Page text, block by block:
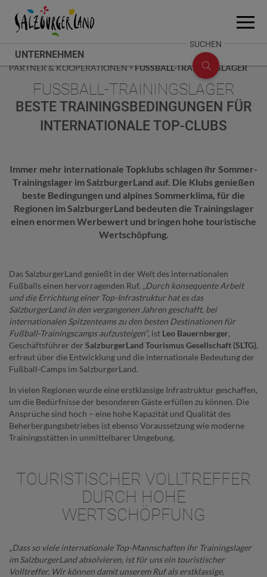
Zum InhaltAccesskey
[0]
Zum SeitenanfangAccesskey
[1]
Zum Fuß-BereichAccesskey
[2]
UNTERNEHMEN
Menü
SUCHEN
SUCHE
ÖFFNEN
ARTICLE UNTERNEHMEN
DAS UNTERNEHMEN
PARTNER & KOOPERATIONEN
FUSSBALL-TRAININGSLAGER
FUSSBALL-TRAININGSLAGER
BESTE TRAININGSBEDINGUNGEN FÜR
INTERNATIONALE TOP-CLUBS
Immer mehr internationale Topklubs schlagen ihr Sommer-
Trainingslager im SalzburgerLand auf. Die Klubs genießen
beste Bedingungen und alpines Sommerklima, für die
Regionen im SalzburgerLand bedeuten die Trainingslager
einen enormen Werbewert und bringen hohe touristische
Wertschöpfung.
Das SalzburgerLand genießt in der Welt des internationalen
Fußballs einen hervorragenden Ruf. „Durch konsequente Arbeit
und die Errichtung einer Top-Infrastruktur hat es das
SalzburgerLand in den vergangenen Jahren geschafft, bei
internationalen Spitzenteams zu den besten Destinationen für
Fußball-Trainingscamps aufzusteigen“, ist Leo Bauernberger,
Geschäftsführer der SalzburgerLand Tourismus Gesellschaft (SLTG),
erfreut über die Entwicklung und die internationale Bedeutung der
Fußball-Camps im SalzburgerLand.
In vielen Regionen wurde eine erstklassige Infrastruktur geschaffen,
um die Bedürfnisse der besonderen Gäste erfüllen zu können. Die
Ansprüche sind hoch – eine hohe Kapazität und Qualität des
Beherbergungsbetriebes ist ebenso Voraussetzung wie moderne
Trainingsstätten in unmittelbarer Umgebung.
TOURISTISCHER VOLLTREFFER
DURCH HOHE
WERTSCHÖPFUNG
„Dass so viele internationale Top-Mannschaften ihr Trainingslager
im SalzburgerLand absolvieren, ist für uns ein touristischer
Volltreffer. Wir können damit unserem Ruf als erstklassige,